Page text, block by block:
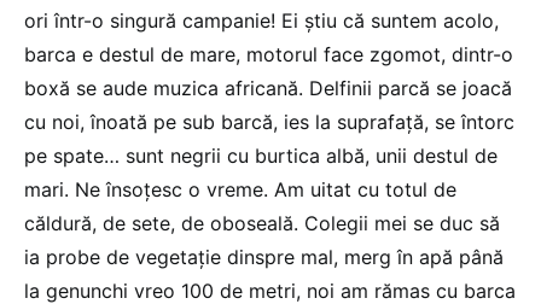
ori într-o singură campanie! Ei ştiu că suntem acolo,
barca e destul de mare, motorul face zgomot, dintr-o
boxă se aude muzica africană. Delfinii parcă se joacă
cu noi, înoată pe sub barcă, ies la suprafață, se întorc
pe spate… sunt negrii cu burtica albă, unii destul de
mari. Ne însoţesc o vreme. Am uitat cu totul de
căldură, de sete, de oboseală. Colegii mei se duc să
ia probe de vegetaţie dinspre mal, merg în apă până
la genunchi vreo 100 de metri, noi am rămas cu barca